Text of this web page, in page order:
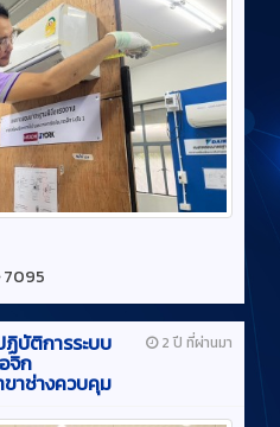
7095
2 ปี ที่ผ่านมา
บัติการระบบ
จิก
ขาช่างควบคุม